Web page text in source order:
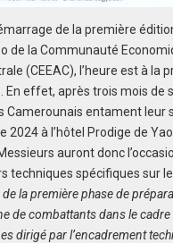
de la première
de la Communauté
(CEEAC), l’heure est à la
En effet, après trois mois de
Camerounais entament leur
2024 à l’hôtel Prodige de
auront donc
techniques spécifiques sur le
de la première phase de
de combattants dans le cadre
dirigé par l’encadrement